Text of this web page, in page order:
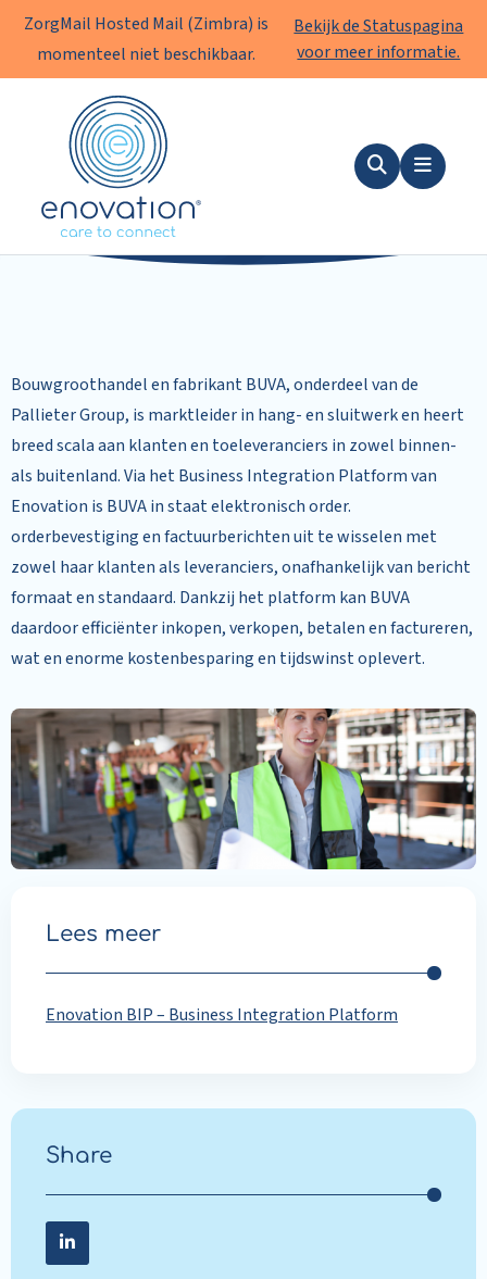
ZorgMail Hosted Mail (Zimbra) is
momenteel niet beschikbaar.
Bekijk de Statuspagina
voor meer informatie.
Enovation
ZoekenMenu
BUVA
Bouwgroothandel en fabrikant BUVA, onderdeel van de
Pallieter Group, is marktleider in hang- en sluitwerk en heert
breed scala aan klanten en toeleveranciers in zowel binnen-
als buitenland. Via het Business Integration Platform van
Enovation is BUVA in staat elektronisch order.
orderbevestiging en factuurberichten uit te wisselen met
zowel haar klanten als leveranciers, onafhankelijk van bericht
formaat en standaard. Dankzij het platform kan BUVA
daardoor efficiënter inkopen, verkopen, betalen en factureren,
wat en enorme kostenbesparing en tijdswinst oplevert.
Lees meer
Enovation BIP – Business Integration Platform
Share
Share on LinkedIn
Share